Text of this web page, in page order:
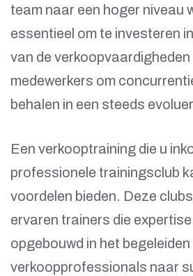
team naar een hoger niveau
essentieel om te investeren
van de verkoopvaardigheden
medewerkers om
behalen in een steeds
Een verkooptraining die u
professionele trainingsclub
voordelen bieden. Deze
ervaren trainers die
opgebouwd in het begeleiden
verkoopprofessionals naar